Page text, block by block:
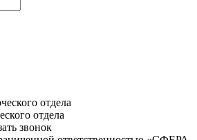
отдела
отдела
звонок